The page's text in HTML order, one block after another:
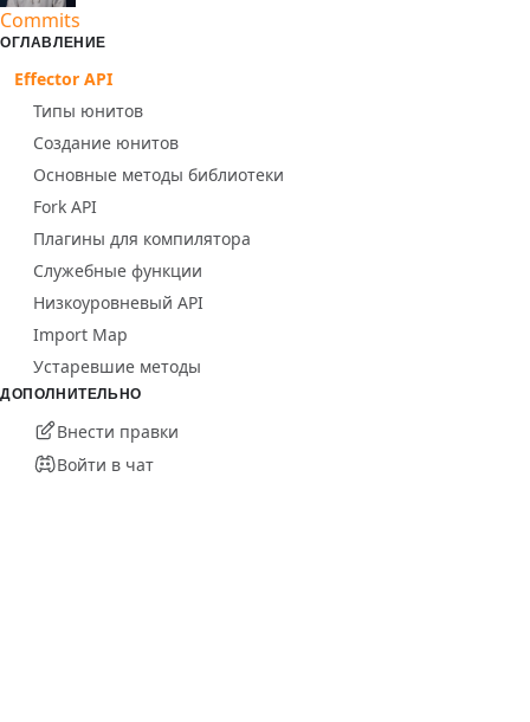
Commits
ОГЛАВЛЕНИЕ
Effector API
Типы юнитов
Создание юнитов
Основные методы библиотеки
Fork API
Плагины для компилятора
Служебные функции
Низкоуровневый API
Import Map
Устаревшие методы
ДОПОЛНИТЕЛЬНО
Внести правки
Войти в чат